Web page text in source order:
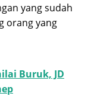
yang sudah
orang yang
Buruk, JD